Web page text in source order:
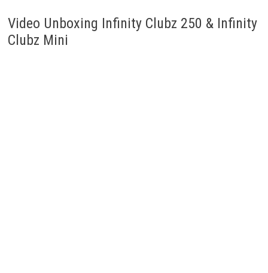
Video Unboxing Infinity Clubz 250 & Infinity
Clubz Mini